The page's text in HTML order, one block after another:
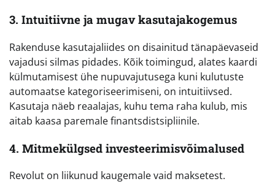
3. Intuitiivne ja mugav kasutajakogemus
Rakenduse kasutajaliides on disainitud tänapäevaseid
vajadusi silmas pidades. Kõik toimingud, alates kaardi
külmutamisest ühe nupuvajutusega kuni kulutuste
automaatse kategoriseerimiseni, on intuitiivsed.
Kasutaja näeb reaalajas, kuhu tema raha kulub, mis
aitab kaasa paremale finantsdistsipliinile.
4. Mitmekülgsed investeerimisvõimalused
Revolut on liikunud kaugemale vaid maksetest.